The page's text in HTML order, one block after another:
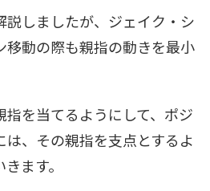
説しましたが、ジェイク・シ
移動の際も親指の動きを最小
を当てるようにして、ポジ
は、その親指を支点とするよ
ます。